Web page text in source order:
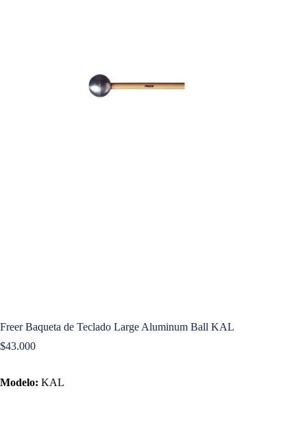
Freer Baqueta de Teclado Large Aluminum Ball KAL
$43.000
Modelo: KAL